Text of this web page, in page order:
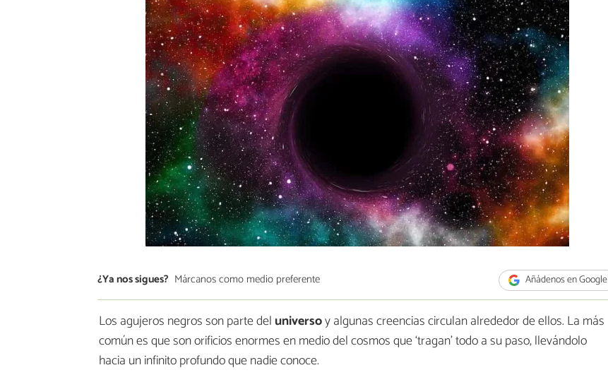
¿Ya nos sigues? Márcanos como medio preferente Añádenos en Google
Los agujeros negros son parte del universoy algunas creencias circulan alrededor de ellos. La más
común es que son orificios enormes en medio del cosmos que ‘tragan’ todo a su paso, llevándolo
hacia un infinito profundo que nadie conoce.